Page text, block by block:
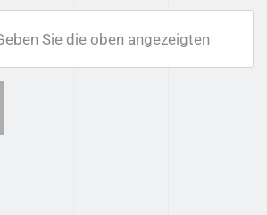
Sie die oben angezeigten